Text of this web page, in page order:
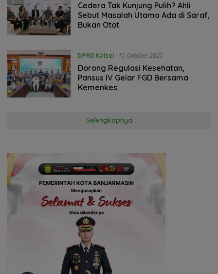
Cedera Tak Kunjung Pulih? Ahli
Sebut Masalah Utama Ada di Saraf,
Bukan Otot
DPRD Kalsel 15 Oktober 2025
‎Dorong Regulasi Kesehatan,
Pansus IV Gelar FGD Bersama
Kemenkes
Selengkapnya